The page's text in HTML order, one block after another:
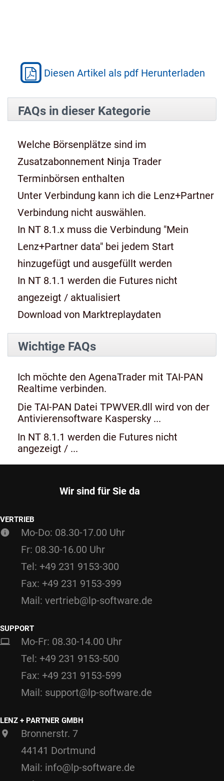
Diesen Artikel als pdf Herunterladen
FAQs in dieser Kategorie
Welche Börsenplätze sind im
Zusatzabonnement Ninja Trader
Terminbörsen enthalten
Unter Verbindung kann ich die Lenz+Partner
Verbindung nicht auswählen.
In NT 8.1.x muss die Verbindung "Mein
Lenz+Partner data" bei jedem Start
hinzugefügt und ausgefüllt werden
In NT 8.1.1 werden die Futures nicht
angezeigt / aktualisiert
Download von Marktreplaydaten
Wichtige FAQs
Ich möchte den AgenaTrader mit TAI-PAN
Realtime verbinden.
Die TAI-PAN Datei TPWVER.dll wird von der
Antivierensoftware Kaspersky ...
In NT 8.1.1 werden die Futures nicht
angezeigt / ...
Wir sind für Sie da
VERTRIEB
Mo-Do: 08.30-17.00 Uhr
Fr: 08.30-16.00 Uhr
Tel: +49 231 9153-300
Fax: +49 231 9153-399
Mail: vertrieb@lp-software.de
SUPPORT
Mo-Fr: 08.30-14.00 Uhr
Tel: +49 231 9153-500
Fax: +49 231 9153-599
Mail: support@lp-software.de
LENZ + PARTNER GMBH
Bronnerstr. 7
44141 Dortmund
Mail: info@lp-software.de